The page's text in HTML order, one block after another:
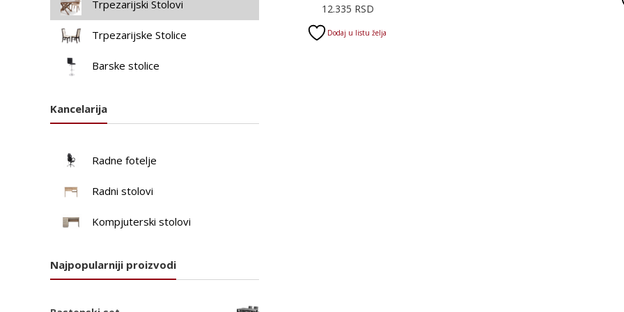
12.335 RSDRaspon
Dodaj u listu želja
Trpezarijski Stolovi
Trpezarijske Stolice
Barske stolice
Kancelarija
Radne fotelje
Radni stolovi
Kompjuterski stolovi
Najpopularniji proizvodi